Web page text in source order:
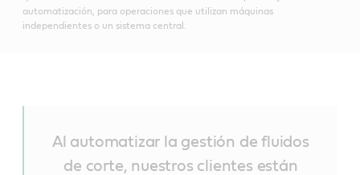
automatización, para operaciones que utilizan máquinas
independientes o un sistema central.
Al automatizar la gestión de fluidos
de corte, nuestros clientes están